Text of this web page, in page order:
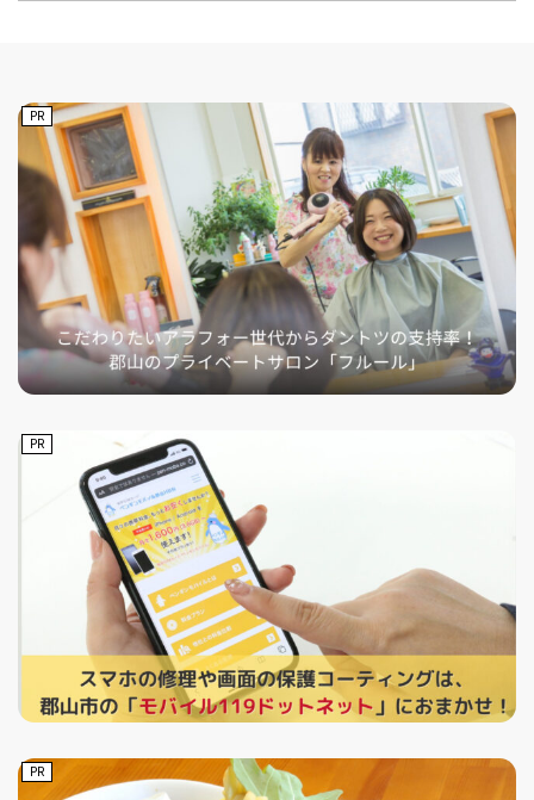
PR
PR
PR